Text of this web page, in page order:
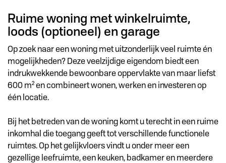
Omschrijving
Ruime woning met winkelruimte,
loods (optioneel) en garage
Op zoek naar een woning met uitzonderlijk veel ruimte én
mogelijkheden? Deze veelzijdige eigendom biedt een
indrukwekkende bewoonbare oppervlakte van maar liefst
600 m² en combineert wonen, werken en investeren op
één locatie.
Bij het betreden van de woning komt u terecht in een ruime
inkomhal die toegang geeft tot verschillende functionele
ruimtes. Op het gelijkvloers vindt u onder meer een
gezellige leefruimte, een keuken, badkamer en meerdere